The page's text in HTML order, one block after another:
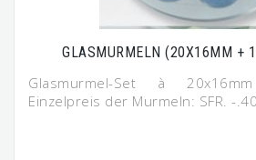
GLASMURMELN (20X16MM +
Glasmurmel-Set à
Einzelpreis der Murmeln: SFR. -